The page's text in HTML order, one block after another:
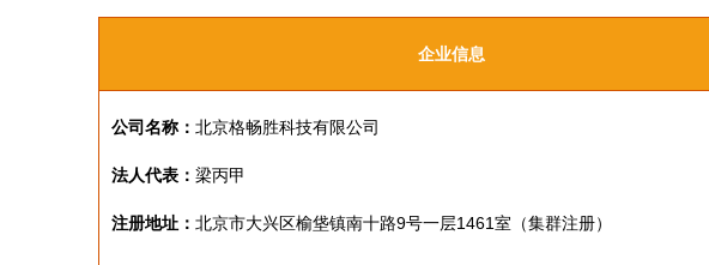
企业信息
公司名称： 北京格畅胜科技有限公司
法人代表： 梁丙甲
注册地址： 北京市大兴区榆垡镇南十路9号一层1461室（集群注册）